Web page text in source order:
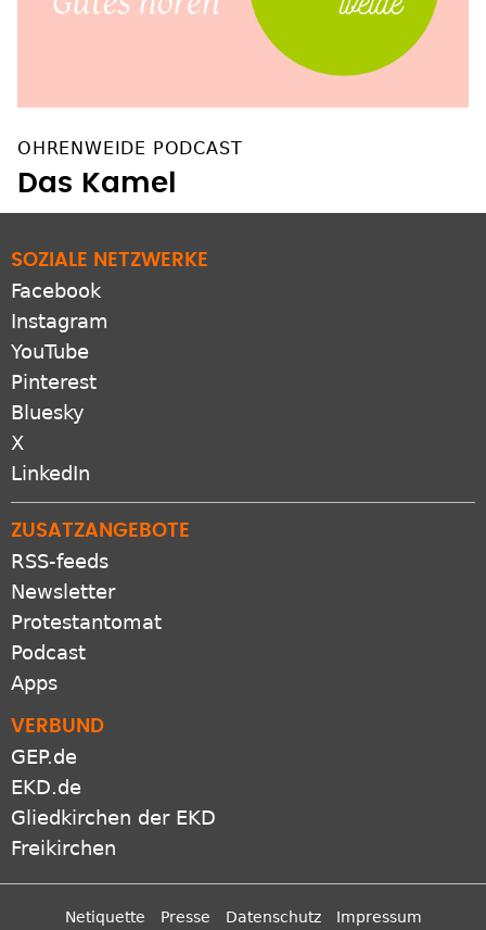
OHRENWEIDE PODCAST
Das Kamel
SOZIALE NETZWERKE
Facebook
Instagram
YouTube
Pinterest
Bluesky
X
LinkedIn
ZUSATZANGEBOTE
RSS-feeds
Newsletter
Protestantomat
Podcast
Apps
VERBUND
GEP.de
EKD.de
Gliedkirchen der EKD
Freikirchen
Netiquette Presse Datenschutz Impressum